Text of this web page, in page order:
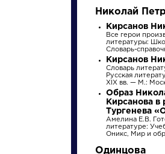
Александрович
О творчестве »
Фотоальбомы »
Произведения »
Николай
Кирсанов
Все герои
литературы:
Словарь-
Кирсанов
Словарь
Русская
XIX вв. — М.:
Образ
Кирсанова в
Тургенева
Амелина Е.В.
литературе:
Оникс, Мир и
Одинцова